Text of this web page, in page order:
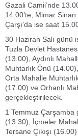
Gazali Camii’nde
14.00’te, Mimar
Çarşı’da ise saat
30 Haziran Salı günü
Tuzla Devlet
(13.00), Aydınlı
Muhtarlık Önü
Orta Mahalle
(17.00) ve Orhanlı
gerçekleştirilecek.
1 Temmuz Çarşamba
(13.30), İçmeler
Tersane Çıkışı